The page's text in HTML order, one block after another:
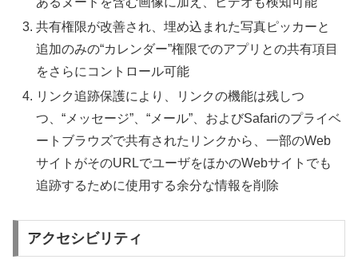
共有権限が改善され、埋め込まれた写真ピッカーと
追加のみの“カレンダー”権限でのアプリとの共有項目
をさらにコントロール可能
リンク追跡保護により、リンクの機能は残しつ
つ、“メッセージ”、“メール”、およびSafariのプライベ
ートブラウズで共有されたリンクから、一部のWeb
サイトがそのURLでユーザをほかのWebサイトでも
追跡するために使用する余分な情報を削除
アクセシビリティ